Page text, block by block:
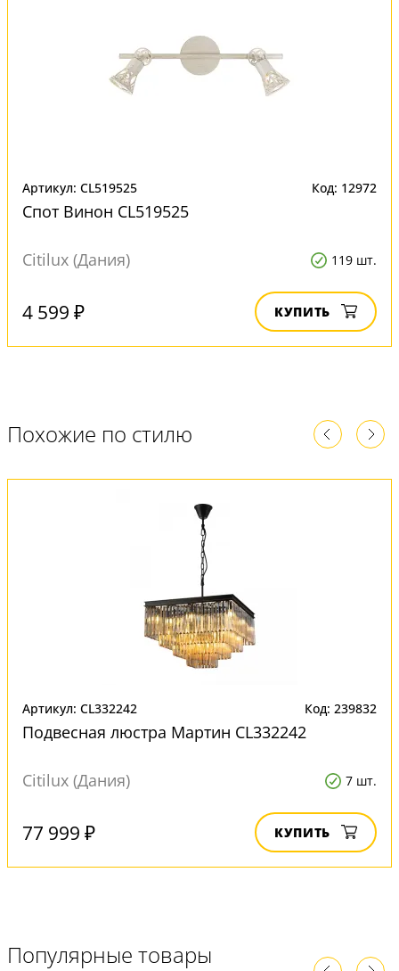
Артикул: CL519525 Код: 12972
Спот Винон CL519525
Citilux (Дания) 119 шт.
4 599 ₽ КУПИТЬ
Похожие по стилю
Артикул: CL332242 Код: 239832
Подвесная люстра Мартин CL332242
Citilux (Дания) 7 шт.
77 999 ₽ КУПИТЬ
Популярные товары